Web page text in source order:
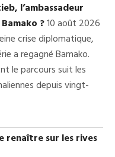
l’ambassadeur
?10 août 2026
crise diplomatique,
a regagné Bamako.
le parcours suit les
depuis vingt-
renaître sur les rives